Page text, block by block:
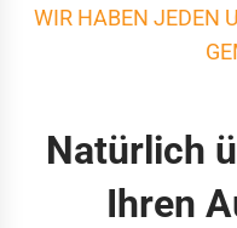
WIR HABEN JEDEN
Natürlich
Ihren